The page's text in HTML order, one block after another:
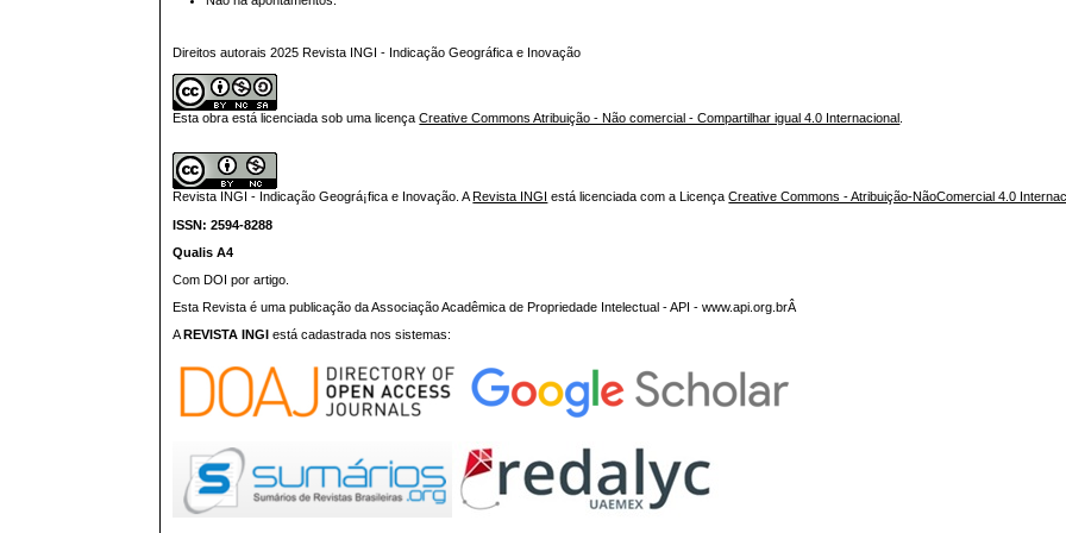
Direitos autorais 2025 Revista INGI - Indicação Geográfica e Inovação
Esta obra está licenciada sob uma licençaCreative Commons Atribuição - Não comercial - Compartilhar igual 4.0 Internacional
Revista INGI - Indicação Geográ¡fica e Inovação.A Revista INGI está licenciada com a LicençaCreative Commons - Atribuição-NãoComercial 4.0
ISSN: 2594-8288
Qualis A4
Com DOI por artigo.
Esta Revista é uma publicação da Associação Acadêmica de Propriedade Intelectual - API - www.api.org.brÂ
A REVISTA INGI está cadastrada nos sistemas: